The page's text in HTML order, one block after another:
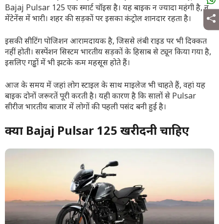
Bajaj Pulsar 125 एक स्मार्ट चॉइस है। यह बाइक न ज्यादा महंगी है, न
मेंटेनेंस में भारी। शहर की सड़कों पर इसका कंट्रोल शानदार रहता है।
इसकी सीटिंग पोजिशन आरामदायक है, जिससे लंबी राइड पर भी दिक्कत
नहीं होती। सस्पेंशन सिस्टम भारतीय सड़कों के हिसाब से ट्यून किया गया है,
इसलिए गड्ढों में भी झटके कम महसूस होते हैं।
आज के समय में जहां लोग स्टाइल के साथ माइलेज भी चाहते हैं, वहां यह
बाइक दोनों जरूरतें पूरी करती है। यही कारण है कि सालों से Pulsar
सीरीज भारतीय बाजार में लोगों की पहली पसंद बनी हुई है।
क्या Bajaj Pulsar 125 खरीदनी चाहिए